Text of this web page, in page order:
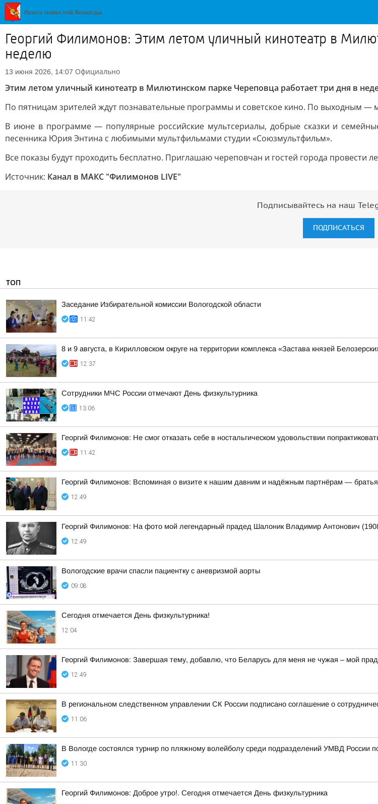
Георгий Филимонов: Этим летом уличный кинотеатр в
неделю
13 июня 2026, 14:07 Официально
Этим летом уличный кинотеатр в Милютинском парке Череповца работает три дня в
По пятницам зрителей ждут познавательные программы и советское кино. По выходным —
В июне в программе — популярные российские мультсериалы, добрые сказки и
песенника Юрия Энтина с любимыми мультфильмами студии «Союзмультфильм».
Все показы будут проходить бесплатно. Приглашаю череповчан и гостей города провести
Источник: Канал в МАКС "Филимонов LIVE"
Подписывайтесь на наш
ПОДПИСАТЬСЯ
ТОП
Заседание Избирательной комиссии Вологодской области
11:42
8 и 9 августа, в Кирилловском округе на территории комплекса «Застава князей
12:37
Сотрудники МЧС России отмечают День физкультурника
13:06
Георгий Филимонов: Не смог отказать себе в ностальгическом удовольствии
11:42
Георгий Филимонов: Вспоминая о визите к нашим давним и надёжным партнёрам —
12:49
Георгий Филимонов: На фото мой легендарный прадед Шалоник Владимир Антонович
12:49
Вологодские врачи спасли пациентку с аневризмой аорты
09:08
Сегодня отмечается День физкультурника!
12:04
Георгий Филимонов: Завершая тему, добавлю, что Беларусь для меня не чужая – мой
12:49
В региональном следственном управлении СК России подписано соглашение о
11:06
В Вологде состоялся турнир по пляжному волейболу среди подразделений УМВД России
11:30
Георгий Филимонов: Доброе утро!. Сегодня отмечается День физкультурника